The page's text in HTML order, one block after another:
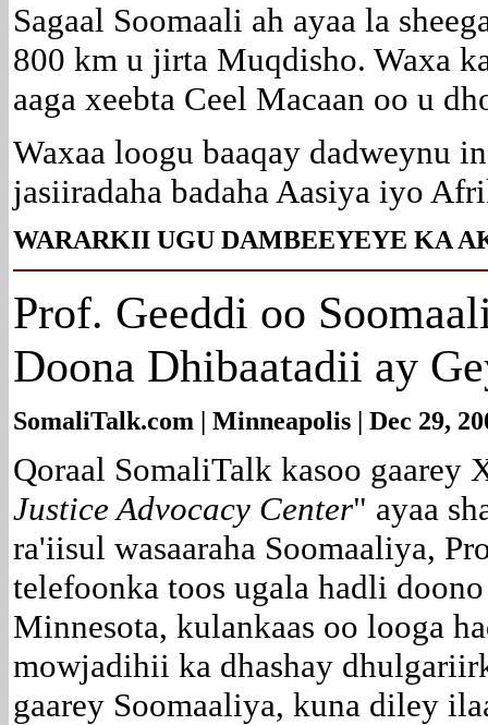
Sagaal Soomaali ah ayaa la
800 km u jirta Muqdisho. Waxa
aaga xeebta Ceel Macaan oo u
Waxaa loogu baaqay dadweynu
jasiiradaha badaha Aasiya iyo
WARARKII UGU DAMBEEYEYE KA
Prof. Geeddi oo
Doona Dhibaatadii ay
SomaliTalk.com | Minneapolis | Dec 29,
Qoraal SomaliTalk kasoo gaarey
Justice Advocacy Center" ayaa
ra'iisul wasaaraha Soomaaliya,
telefoonka toos ugala hadli
Minnesota, kulankaas oo looga
mowjadihii ka dhashay
gaarey Soomaaliya, kuna diley